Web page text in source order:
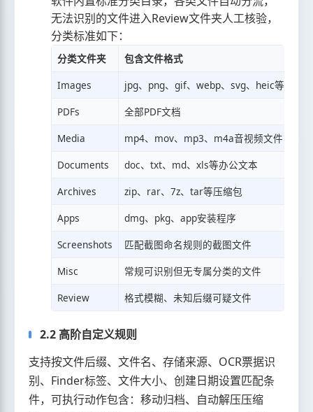
无法识别的文件进入Review文件夹人工核验，
分类标准如下：
分类文件夹
包含文件格式
Images
jpg、png、gif、webp、svg、heic等图片
PDFs
全部PDF文档
Media
mp4、mov、mp3、m4a音视频文件
Documents
doc、txt、md、xls等办公文本
Archives
zip、rar、7z、tar等压缩包
Apps
dmg、pkg、app安装程序
Screenshots
匹配截图命名规则的截图文件
Misc
常规可识别但无专属分类的文件
Review
格式模糊、未知后缀可疑文件
2.2 高阶自定义规则
支持按文件后缀、文件名、存储来源、OCR票据识
别、Finder标签、文件大小、创建日期设置匹配条
件，可执行动作包含：移动归档、自动解压压缩